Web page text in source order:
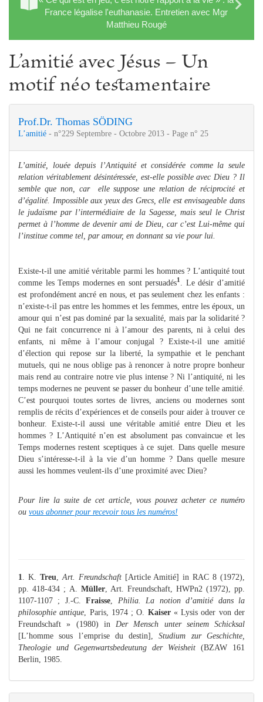
France légalise l'euthanasie. Entretien avec Mgr
Matthieu Rougé
L’amitié avec Jésus – Un
motif néo testamentaire
Prof.Dr. Thomas SÖDING
L’amitié - n°229 Septembre - Octobre 2013 - Page n° 25
L’amitié, louée depuis l’Antiquité et considérée comme la seule
relation véritablement désintéressée, est-elle possible avec Dieu ? Il
semble que non, car elle suppose une relation de réciprocité et
d’égalité. Impossible aux yeux des Grecs, elle est envisageable dans
le judaïsme par l’intermédiaire de la Sagesse, mais seul le Christ
permet à l’homme de devenir ami de Dieu, car c’est Lui-même qui
l’institue comme tel, par amour, en donnant sa vie pour lui.
Existe-t-il une amitié véritable parmi les hommes ? L’antiquité tout
comme les Temps modernes en sont persuadés1
. Le désir d’amitié
est profondément ancré en nous, et pas seulement chez les enfants :
n’existe-t-il pas entre les hommes et les femmes, entre les époux, un
amour qui n’est pas dominé par la sexualité, mais par la solidarité ?
Qui ne fait concurrence ni à l’amour des parents, ni à celui des
enfants, ni même à l’amour conjugal ? Existe-t-il une amitié
d’élection qui repose sur la liberté, la sympathie et le penchant
mutuels, qui ne nous oblige pas à renoncer à notre propre bonheur
mais rend au contraire notre vie plus intense ? Ni l’antiquité, ni les
temps modernes ne peuvent se passer du bonheur d’une telle amitié.
C’est pourquoi toutes sortes de livres, anciens ou modernes sont
remplis de récits d’expériences et de conseils pour aider à trouver ce
bonheur. Existe-t-il aussi une véritable amitié entre Dieu et les
hommes ? L’Antiquité n’en est absolument pas convaincue et les
Temps modernes restent sceptiques à ce sujet. Dans quelle mesure
Dieu s’intéresse-t-il à la vie d’un homme ? Dans quelle mesure
aussi les hommes veulent-ils d’une proximité avec Dieu?
Pour lire la suite de cet article, vous pouvez acheter ce numéro
ou vous abonner pour recevoir tous les numéros!
1 . K. Treu Art. Freundschaft[Article Amitié] in RAC 8 (1972),
pp. 418-434 ; A. Müller , Art. Freundschaft, HWPn2 (1972), pp.
1107-1107 ; J.-C.Fraisse
Philia. La notion d’amitié dans la
philosophie antique , Paris, 1974 ; O. Kaiser « Lysis oder von der
Freundschaft » (1980) in Der Mensch unter seinem Schicksal
[L’homme sous l’emprise du destin],Studium zur Geschichte,
Theologie und Gegenwartsbedeutung der Weisheit (BZAW 161
Berlin, 1985.